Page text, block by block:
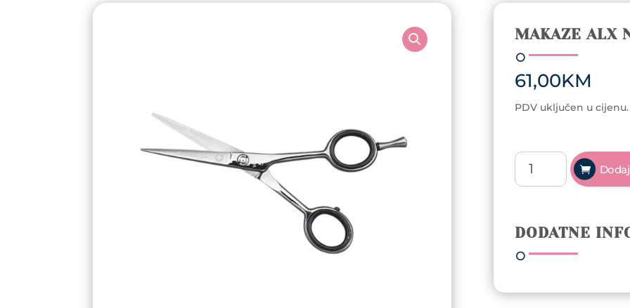
MAKAZE ALX
61,00KM
PDV uključen u cijenu.
Makaze
ALX
NMP
količina
DODATNE